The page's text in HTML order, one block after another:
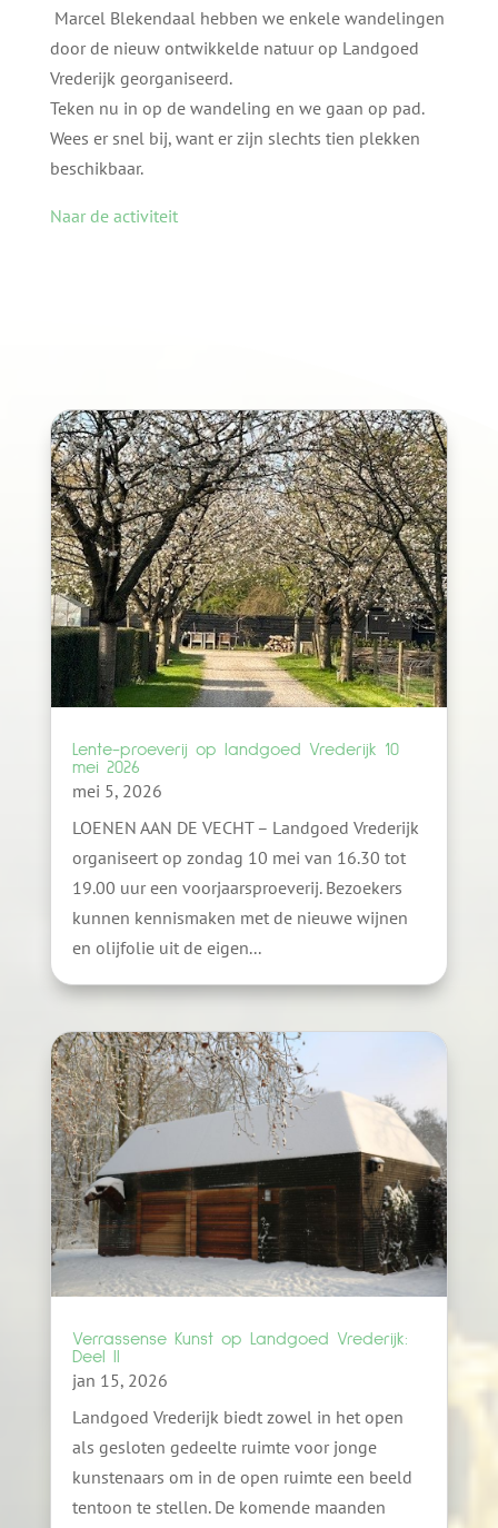
Marcel Blekendaal hebben we enkele wandelingen
door de nieuw ontwikkelde natuur op Landgoed
Vrederijk georganiseerd.
Teken nu in op de wandeling en we gaan op pad.
Wees er snel bij, want er zijn slechts tien plekken
beschikbaar.
Naar de activiteit
Lente-proeverij op landgoed Vrederijk 10
mei 2026
mei 5, 2026
LOENEN AAN DE VECHT – Landgoed Vrederijk
organiseert op zondag 10 mei van 16.30 tot
19.00 uur een voorjaarsproeverij. Bezoekers
kunnen kennismaken met de nieuwe wijnen
en olijfolie uit de eigen...
Verrassense Kunst op Landgoed Vrederijk:
Deel II
jan 15, 2026
Landgoed Vrederijk biedt zowel in het open
als gesloten gedeelte ruimte voor jonge
kunstenaars om in de open ruimte een beeld
tentoon te stellen. De komende maanden